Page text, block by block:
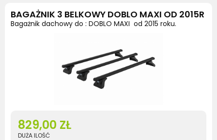
BAGAŻNIK 3 BELKOWY DOBLO MAXI OD 2015R
Bagażnik dachowy do : DOBLO MAXI od 2015 roku.
829,00 ZŁ
DUŻA ILOŚĆ